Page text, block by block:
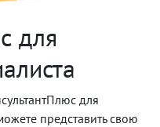
для
для
представить свою